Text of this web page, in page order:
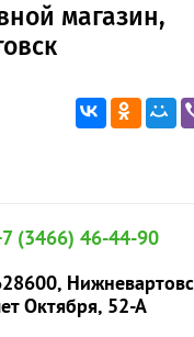
магазин,
(3466) 46-44-90
Октября, 52-А